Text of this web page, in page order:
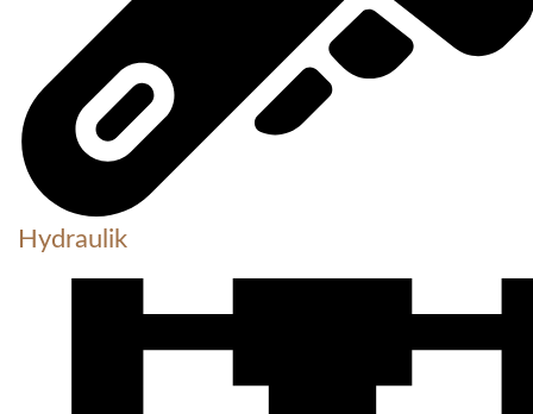
Hydraulik